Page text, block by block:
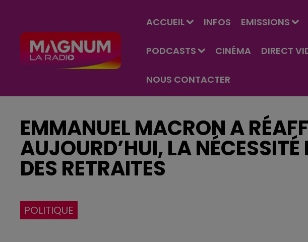
ACCUEIL INFOS EMISSIONS
PODCASTS CINÉMA DIRECT
NOUS CONTACTER
EMMANUEL MACRON A
AUJOURD’HUI, LA NÉCESSITÉ
DES RETRAITES
POLITIQUE